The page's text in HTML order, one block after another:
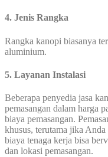
4. Jenis Rangka
Rangka kanopi biasanya
aluminium.
5. Layanan Instalasi
Beberapa penyedia jasa
pemasangan dalam harga
biaya pemasangan.
khusus, terutama jika
biaya tenaga kerja bisa
dan lokasi pemasangan.